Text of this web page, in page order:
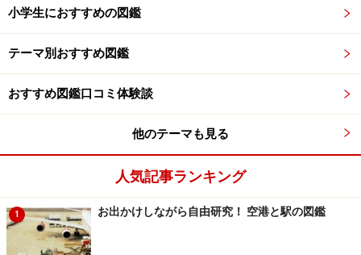
理解を深めることができるのです。
また、自由研究にも、きっかけづくり、テーマ決定、ま
それでは、これから、代表的な比較型の図鑑を見てゆき
図鑑のベストセラー！ 『小学館の図鑑NEO
＋くらべる図鑑』
小学生におすすめの図鑑
テーマ別おすすめ図鑑
おすすめ図鑑口コミ体験談
他のテーマも見る
人気記事ランキング
1 お出かけしながら自由研究！ 空港と駅の図鑑